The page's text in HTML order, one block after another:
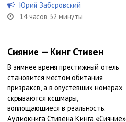
Юрий Заборовский
14 часов 32 минуты
Сияние — Кинг Стивен
В зимнее время престижный отель
становится местом обитания
призраков, а в опустевших номерах
скрываются кошмары,
воплощающиеся в реальность.
Аудиокнига Стивена Кинга «Сияние»